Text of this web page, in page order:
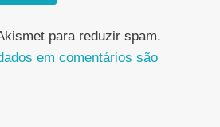
para reduzir spam.
em comentários são